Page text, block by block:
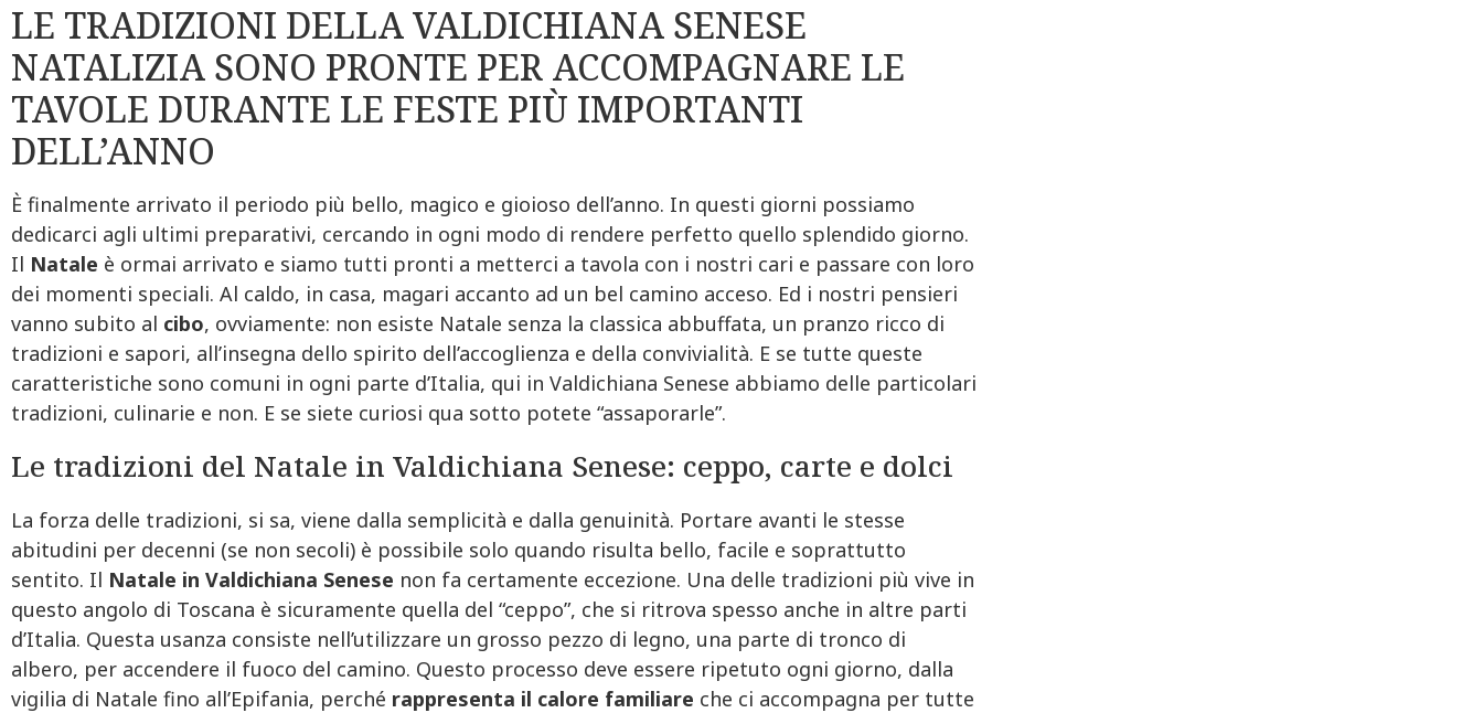
LE TRADIZIONI DELLA VALDICHIANA SENESE
NATALIZIA SONO PRONTE PER ACCOMPAGNARE LE
TAVOLE DURANTE LE FESTE PIÙ IMPORTANTI
DELL’ANNO
È finalmente arrivato il periodo più bello, magico e gioioso dell’anno. In questi giorni possiamo
dedicarci agli ultimi preparativi, cercando in ogni modo di rendere perfetto quello splendido giorno.
Il Natale è ormai arrivato e siamo tutti pronti a metterci a tavola con i nostri cari e passare con loro
dei momenti speciali. Al caldo, in casa, magari accanto ad un bel camino acceso. Ed i nostri pensieri
vanno subito al cibo, ovviamente: non esiste Natale senza la classica abbuffata, un pranzo ricco di
tradizioni e sapori, all’insegna dello spirito dell’accoglienza e della convivialità. E se tutte queste
caratteristiche sono comuni in ogni parte d’Italia, qui in Valdichiana Senese abbiamo delle particolari
tradizioni, culinarie e non. E se siete curiosi qua sotto potete “assaporarle”.
Le tradizioni del Natale in Valdichiana Senese: ceppo, carte e dolci
La forza delle tradizioni, si sa, viene dalla semplicità e dalla genuinità. Portare avanti le stesse
abitudini per decenni (se non secoli) è possibile solo quando risulta bello, facile e soprattutto
sentito. Il Natale in Valdichiana Senese non fa certamente eccezione. Una delle tradizioni più vive in
questo angolo di Toscana è sicuramente quella del “ceppo”, che si ritrova spesso anche in altre parti
d’Italia. Questa usanza consiste nell’utilizzare un grosso pezzo di legno, una parte di tronco di
albero, per accendere il fuoco del camino. Questo processo deve essere ripetuto ogni giorno, dalla
vigilia di Natale fino all’Epifania, perché rappresenta il calore familiare che ci accompagna per tutte